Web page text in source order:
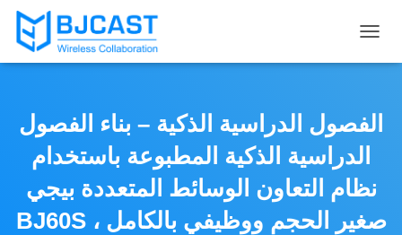
O
L
E
N
A
V
I
A
الفصول الدراسية الذكية – بناء الفصول
الدراسية الذكية المطبوعة باستخدام
نظام التعاون الوسائط المتعددة بيجي
BJ60S ، صغير الحجم ووظيفي بالكامل